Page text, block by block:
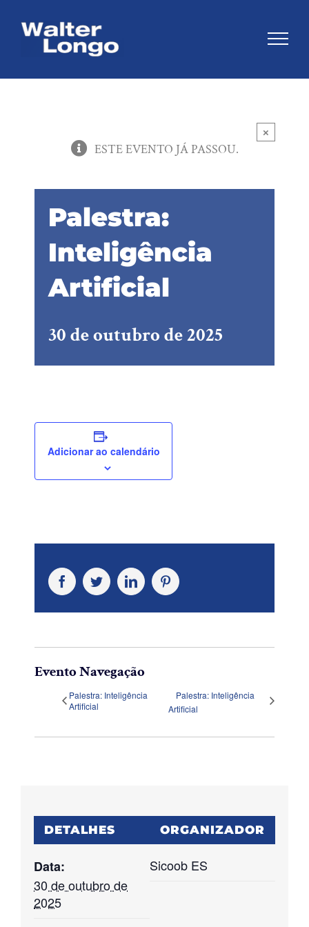
×
ESTE EVENTO JÁ PASSOU.
Palestra:
Inteligência
Artificial
30 de outubro de 2025
Adicionar ao calendário
FacebookTwitterLinkedInPinterest
Evento Navegação
Palestra: Inteligência
Artificial
Palestra: Inteligência
Artificial
DETALHES
Data:
30 de outubro de
2025
ORGANIZADOR
Sicoob ES